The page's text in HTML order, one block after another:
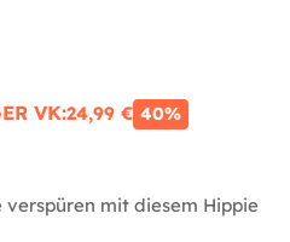
VK:24,99 € 40%
mit diesem Hippie